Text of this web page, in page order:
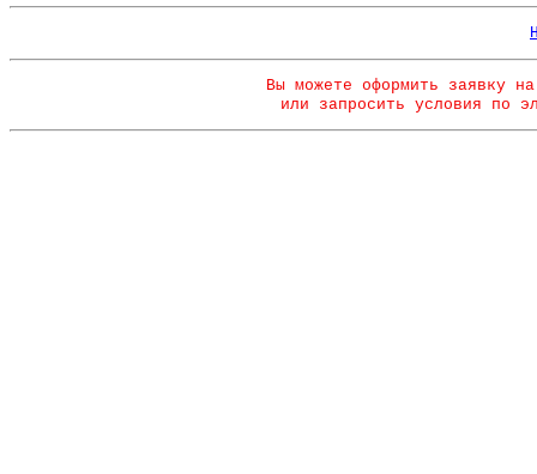
Вы можете оформить заявку
или запросить условия по